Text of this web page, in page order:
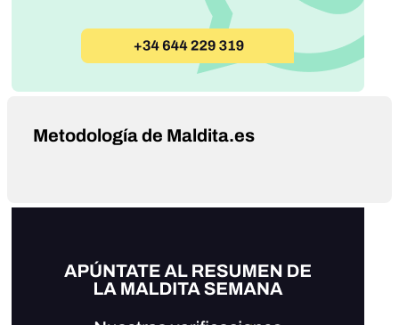
Metodología de Maldita.es